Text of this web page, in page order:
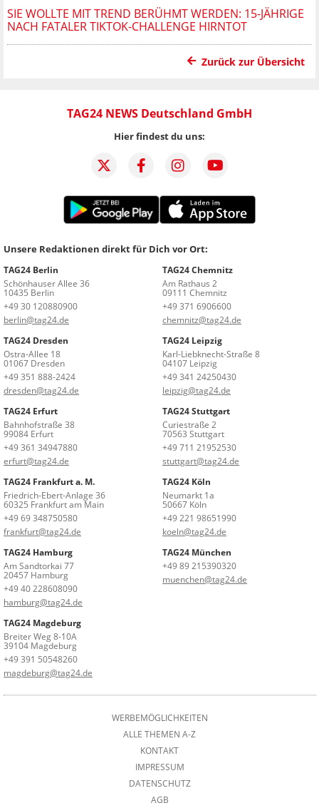
SIE WOLLTE MIT TREND BERÜHMT WERDEN: 15-JÄHRIGE
NACH FATALER TIKTOK-CHALLENGE HIRNTOT
Zurück zur Übersicht
TAG24 NEWS Deutschland GmbH
Hier findest du uns:
Unsere Redaktionen direkt für Dich vor Ort:
TAG24 Berlin
Schönhauser Allee 36
10435 Berlin
+49 30 120880900
berlin@tag24.de
TAG24 Chemnitz
Am Rathaus 2
09111 Chemnitz
+49 371 6906600
chemnitz@tag24.de
TAG24 Dresden
Ostra-Allee 18
01067 Dresden
+49 351 888-2424
dresden@tag24.de
TAG24 Leipzig
Karl-Liebknecht-Straße 8
04107 Leipzig
+49 341 24250430
leipzig@tag24.de
TAG24 Erfurt
Bahnhofstraße 38
99084 Erfurt
+49 361 34947880
erfurt@tag24.de
TAG24 Stuttgart
Curiestraße 2
70563 Stuttgart
+49 711 21952530
stuttgart@tag24.de
TAG24 Frankfurt a. M.
Friedrich-Ebert-Anlage 36
60325 Frankfurt am Main
+49 69 348750580
frankfurt@tag24.de
TAG24 Köln
Neumarkt 1a
50667 Köln
+49 221 98651990
koeln@tag24.de
TAG24 Hamburg
Am Sandtorkai 77
20457 Hamburg
+49 40 228608090
hamburg@tag24.de
TAG24 München
+49 89 215390320
muenchen@tag24.de
TAG24 Magdeburg
Breiter Weg 8-10A
39104 Magdeburg
+49 391 50548260
magdeburg@tag24.de
WERBEMÖGLICHKEITEN
ALLE THEMEN A-Z
KONTAKT
IMPRESSUM
DATENSCHUTZ
AGB